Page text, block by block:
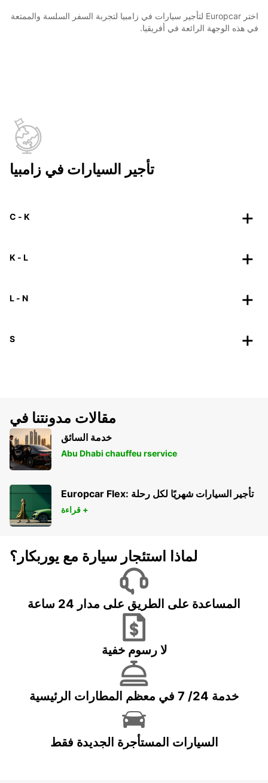
اختر Europcar لتأجير سيارات في زامبيا لتجربة السفر السلسة والممتعة
في هذه الوجهة الرائعة في أفريقيا.
تأجير السيارات في زامبيا
C - K
K - L
L - N
S
مقالات مدونتنا في
خدمة السائق
Abu Dhabi chauffeu rservice
Europcar Flex: تأجير السيارات شهريًا لكل رحلة
قراءة +
لماذا استئجار سيارة مع يوربكار؟
المساعدة على الطريق على مدار 24 ساعة
لا رسوم خفية
خدمة 24/ 7 في معظم المطارات الرئيسية
السيارات المستأجرة الجديدة فقط